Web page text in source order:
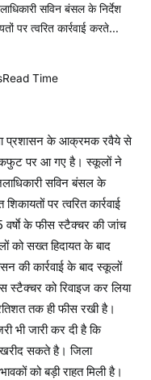
सविन बंसल के निर्देश
पर त्वरित कार्रवाई करते…
Read Time
प्रशासन के आक्रमक रवैये से
पर आ गए है। स्कूलों ने
सविन बंसल के
पर त्वरित कार्रवाई
के फीस स्टैक्चर की जांच
को सख्त हिदायत के बाद
की कार्रवाई के बाद स्कूलों
को रिवाइज कर लिया
तक ही फीस रखी है।
भी जारी कर दी है कि
सकते है। जिला
को बड़ी राहत मिली है।